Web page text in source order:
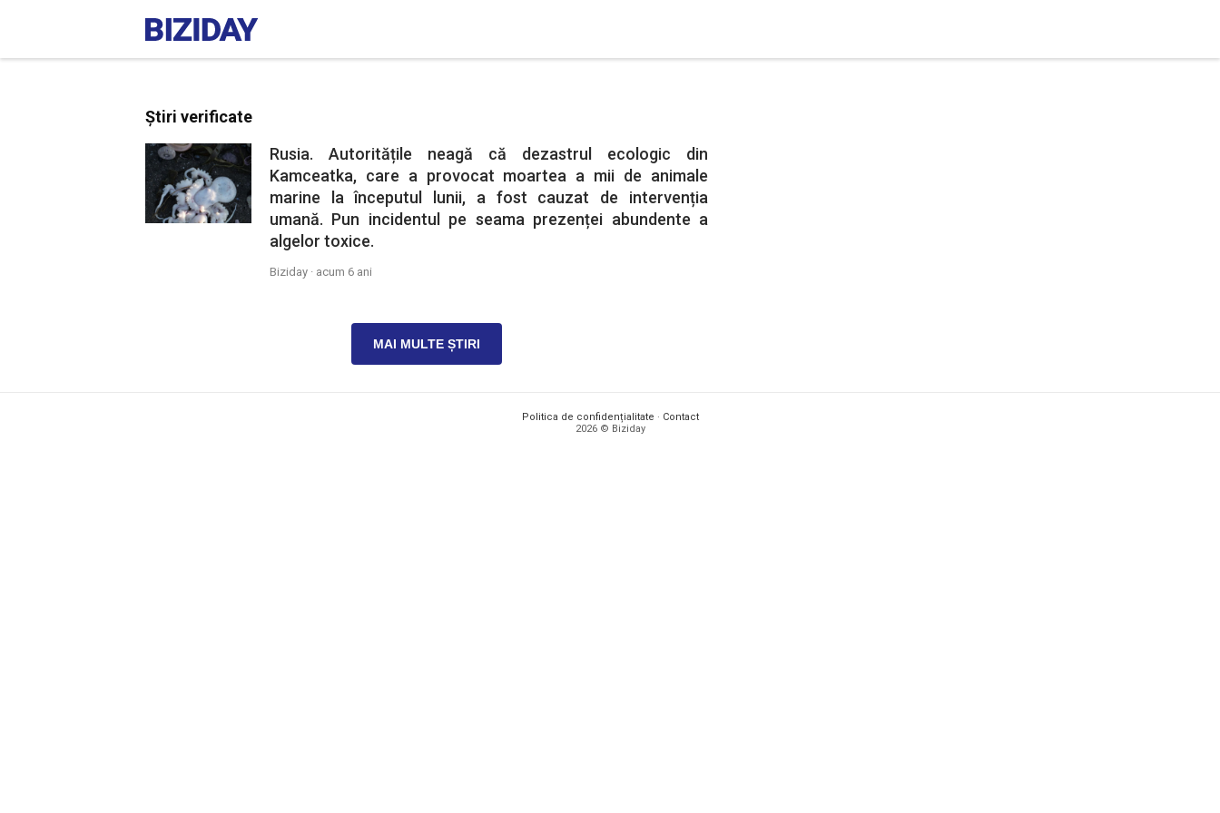
Știri verificate
Rusia. Autoritățile neagă că dezastrul ecologic din
Kamceatka, care a provocat moartea a mii de animale
marine la începutul lunii, a fost cauzat de intervenția
umană. Pun incidentul pe seama prezenței abundente a
algelor toxice.
Biziday · acum 6 ani
MAI MULTE ȘTIRI
Politica de confidențialitate · Contact
2026 © Biziday